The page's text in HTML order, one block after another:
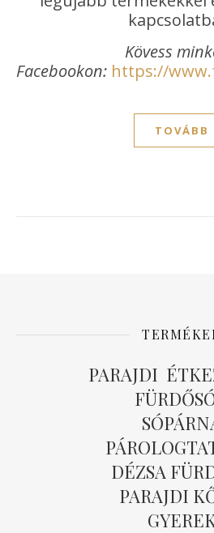
Kövess
Facebookon: https://
TOVÁBB
PARAJDI
DÉZSA
PARAJDI